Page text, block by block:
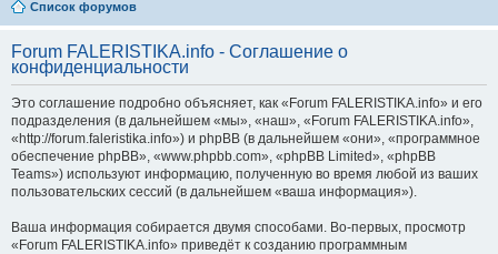
Список форумов
Forum FALERISTIKA.info - Соглашение о
конфиденциальности
Это соглашение подробно объясняет, как «Forum FALERISTIKA.info» и его
подразделения (в дальнейшем «мы», «наш», «Forum FALERISTIKA.info»,
«http://forum.faleristika.info») и phpBB (в дальнейшем «они», «программное
обеспечение phpBB», «www.phpbb.com», «phpBB Limited», «phpBB
Teams») используют информацию, полученную во время любой из ваших
пользовательских сессий (в дальнейшем «ваша информация»).
Ваша информация собирается двумя способами. Во-первых, просмотр
«Forum FALERISTIKA.info» приведёт к созданию программным